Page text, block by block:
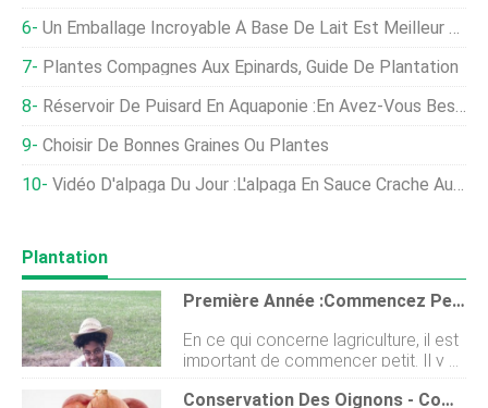
Un Emballage Incroyable À Base De Lait Est Meilleur Que Le Plastique "et Vous Pouvez Le Manger, Trop
Plantes Compagnes Aux Épinards, Guide De Plantation
Réservoir De Puisard En Aquaponie :en Avez-Vous Besoin ?
Choisir De Bonnes Graines Ou Plantes
Vidéo D'alpaga Du Jour :l'alpaga En Sauce Crache Au Propriétaire
Plantation
Première Année :commencez Petit
En ce qui concerne lagriculture, il est
important de commencer petit. Il y a
beaucoup à apprendre sur la culture
des aliments, et construire
Conservation Des Oignons - Comment Conserver Les Oignons Du Potager